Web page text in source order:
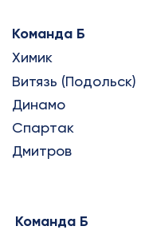
Команда Б
Химик
Витязь (Подольск)
Динамо
Спартак
Дмитров
Команда Б